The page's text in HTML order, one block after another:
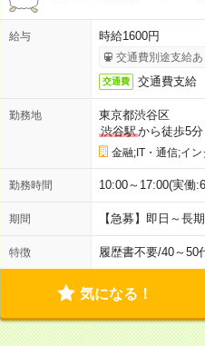
給与 時給1600円
交通費別途支給あ
交通費 交通費支給
勤務地
東京都渋谷区
渋谷駅から徒歩5分
金融;IT・通信;イ
勤務時間 10:00～17:00(実働
期間 【急募】即日～長
特徴 履歴書不要/40～50
気になる！